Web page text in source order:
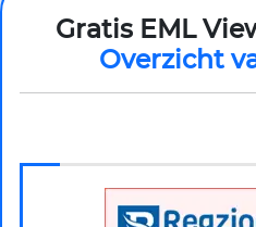
Gratis EML
Overzicht